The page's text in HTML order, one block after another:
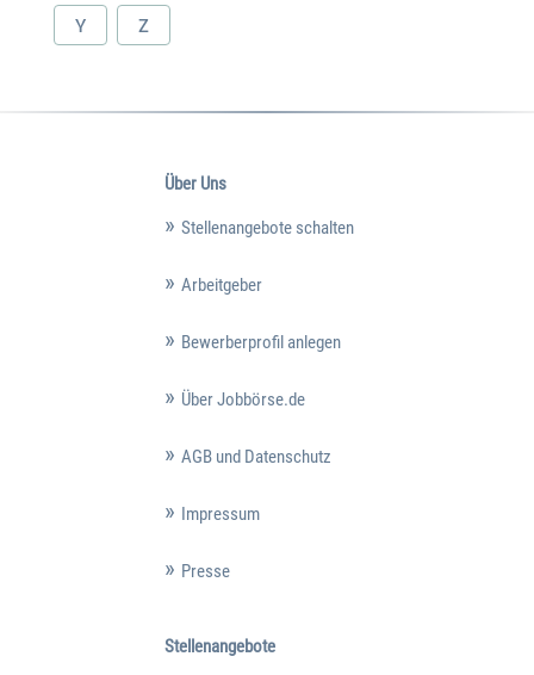
Y Z
Über Uns
Stellenangebote schalten
Arbeitgeber
Bewerberprofil anlegen
Über Jobbörse.de
AGB und Datenschutz
Impressum
Presse
Stellenangebote